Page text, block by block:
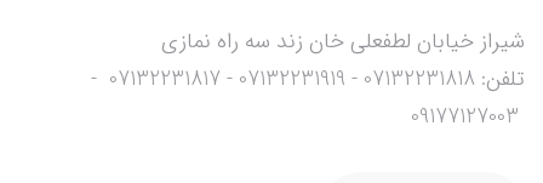
شیراز خیابان لطفعلی خان زند سه راه نمازی
تلفن: 07132231818 - 07132231919 - 07132231817 -